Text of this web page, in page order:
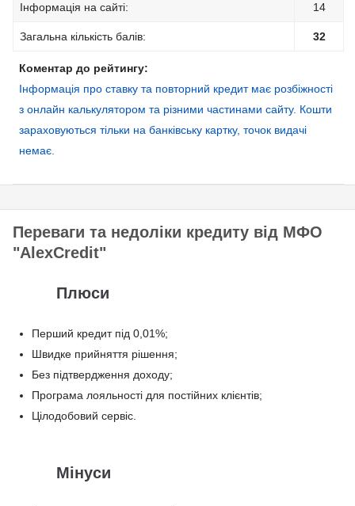
Інформація на сайті: 14
Загальна кількість балів: 32
Коментар до рейтингу:
Інформація про ставку та повторний кредит має розбіжності
з онлайн калькулятором та різними частинами сайту. Кошти
зараховуються тільки на банківську картку, точок видачі
немає.
Переваги та недоліки кредиту від МФО
"AlexCredit"
Плюси
Перший кредит під 0,01%;
Швидке прийняття рішення;
Без підтвердження доходу;
Програма лояльності для постійних клієнтів;
Цілодобовий сервіс.
Мінуси